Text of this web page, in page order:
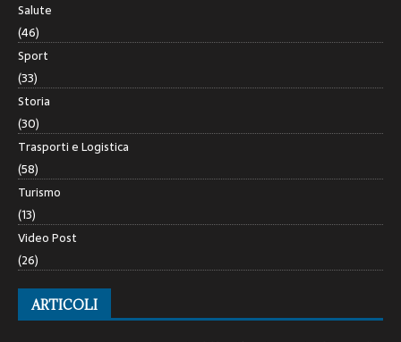
Salute
(46)
Sport
(33)
Storia
(30)
Trasporti e Logistica
(58)
Turismo
(13)
Video Post
(26)
ARTICOLI